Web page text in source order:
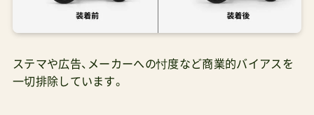
ステマや広告、メーカーへの忖度など商業的バイアスを
一切排除しています。